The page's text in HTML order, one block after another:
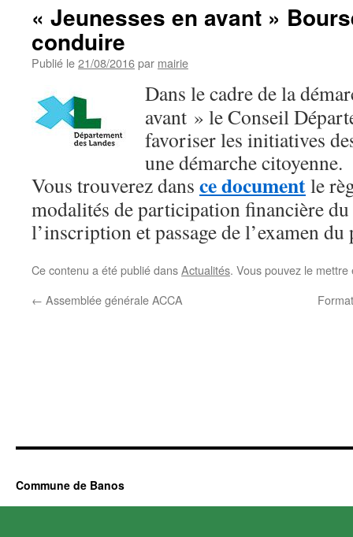
« Jeunesses en avant »
conduire
Publié le21/08/2016par mairie
Dans le cadre de la
avant » le Conseil
favoriser les initiatives
une démarche citoyenne.
Vous trouverez dans ce documentle
modalités de participation financière
l’inscription et passage de l’examen
Ce contenu a été publié dansActualités. Vous pouvez le
← Assemblée générale ACCA
Commune de Banos